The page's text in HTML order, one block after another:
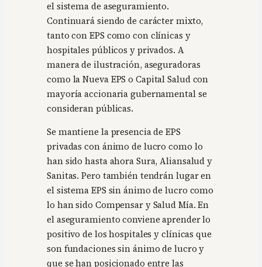
el sistema de aseguramiento.
Continuará siendo de carácter mixto,
tanto con EPS como con clínicas y
hospitales públicos y privados. A
manera de ilustración, aseguradoras
como la Nueva EPS o Capital Salud con
mayoría accionaria gubernamental se
consideran públicas.
Se mantiene la presencia de EPS
privadas con ánimo de lucro como lo
han sido hasta ahora Sura, Aliansalud y
Sanitas. Pero también tendrán lugar en
el sistema EPS sin ánimo de lucro como
lo han sido Compensar y Salud Mía. En
el aseguramiento conviene aprender lo
positivo de los hospitales y clínicas que
son fundaciones sin ánimo de lucro y
que se han posicionado entre las